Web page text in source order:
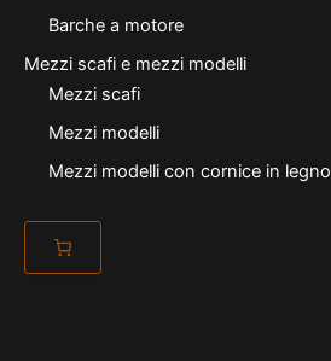
Barche a motore
Mezzi scafi e mezzi modelli
Mezzi scafi
Mezzi modelli
Mezzi modelli con cornice in legno